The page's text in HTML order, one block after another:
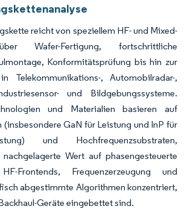
reicht von speziellem HF- und Mixed-
Wafer-Fertigung, fortschrittliche
Konformitätsprüfung bis hin zur
Telekommunikations-, Automobilradar-,
und Bildgebungssysteme.
und Materialien basieren auf
(insbesondere GaN für Leistung und InP für
und Hochfrequenzsubstraten,
Wert auf phasengesteuerte
Frontends, Frequenzerzeugung und
abgestimmte Algorithmen konzentriert,
Geräte eingebettet sind.